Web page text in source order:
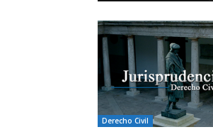
Derecho Civil